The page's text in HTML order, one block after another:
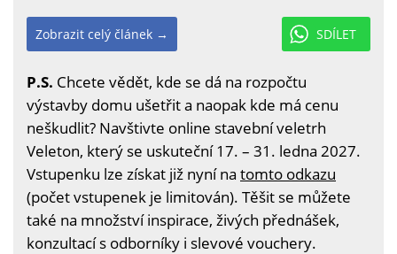
SDÍLET
Zobrazit celý článek →
P.S. Chcete vědět, kde se dá na rozpočtu
výstavby domu ušetřit a naopak kde má cenu
neškudlit? Navštivte online stavební veletrh
Veleton, který se uskuteční 17. – 31. ledna 2027.
Vstupenku lze získat již nyní na tomto odkazu
(počet vstupenek je limitován). Těšit se můžete
také na množství inspirace, živých přednášek,
konzultací s odborníky i slevové vouchery.